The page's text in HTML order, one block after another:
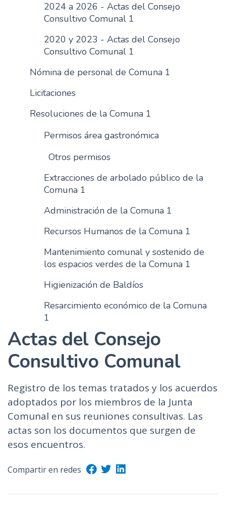
2024 a 2026 - Actas del Consejo
Consultivo Comunal 1
2020 y 2023 - Actas del Consejo
Consultivo Comunal 1
Nómina de personal de Comuna 1
Licitaciones
Resoluciones de la Comuna 1
Permisos área gastronómica
Otros permisos
Extracciones de arbolado público de la
Comuna 1
Administración de la Comuna 1
Recursos Humanos de la Comuna 1
Mantenimiento comunal y sostenido de
los espacios verdes de la Comuna 1
Higienización de Baldíos
Resarcimiento económico de la Comuna
1
Actas del Consejo
Consultivo Comunal
Registro de los temas tratados y los acuerdos
adoptados por los miembros de la Junta
Comunal en sus reuniones consultivas. Las
actas son los documentos que surgen de
esos encuentros.
Compartir en redes